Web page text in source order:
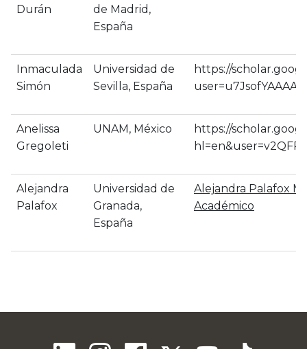
Durán
de Madrid,
España
Inmaculada
Simón
Universidad de
Sevilla, España
https://
Anelissa
Gregoleti
UNAM, México
https://
Alejandra
Palafox
Universidad de
Granada,
España
‪Alejandra Palafox
Académico